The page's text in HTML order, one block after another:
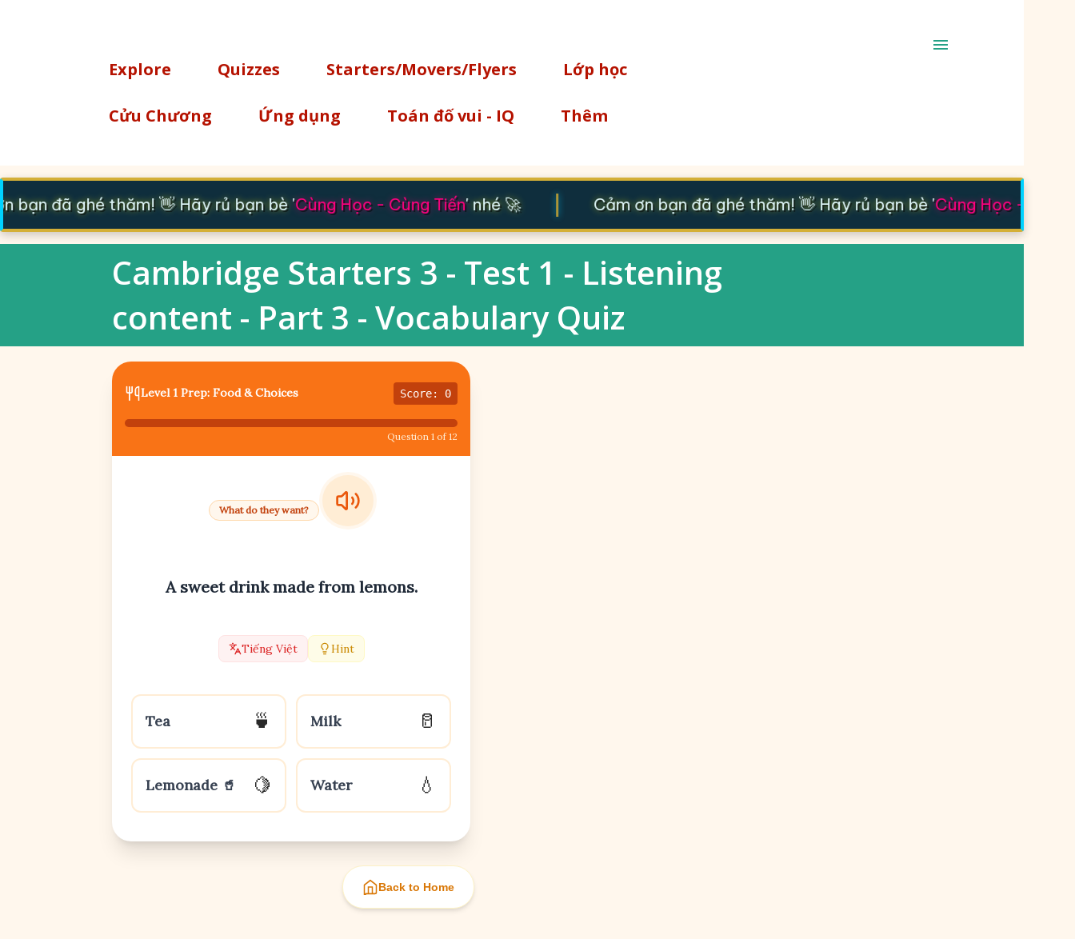
Explore
Quizzes Starters/Movers/Flyers Lớp học
Cửu Chương Ứng dụng Toán đố vui - IQ Thêm
bạn đã ghé thăm! 👋 Hãy rủ bạn bè 'Cùng Học - Cùng Tiến' nhé 🚀 Cảm ơn bạn đã ghé thăm! 👋 Hãy rủ bạn bè 'Cùng Học - Cùng
Cambridge Starters 3 - Test 1 - Listening
content - Part 3 - Vocabulary Quiz
Level 1 Prep: Food & Choices Score: 0
Question 1 of 12
What do they want?
A sweet drink made from lemons.
Tiếng Việt Hint
Tea 🍵 Milk 🥛
Lemonade 🥤 🍋 Water 💧
Back to Home